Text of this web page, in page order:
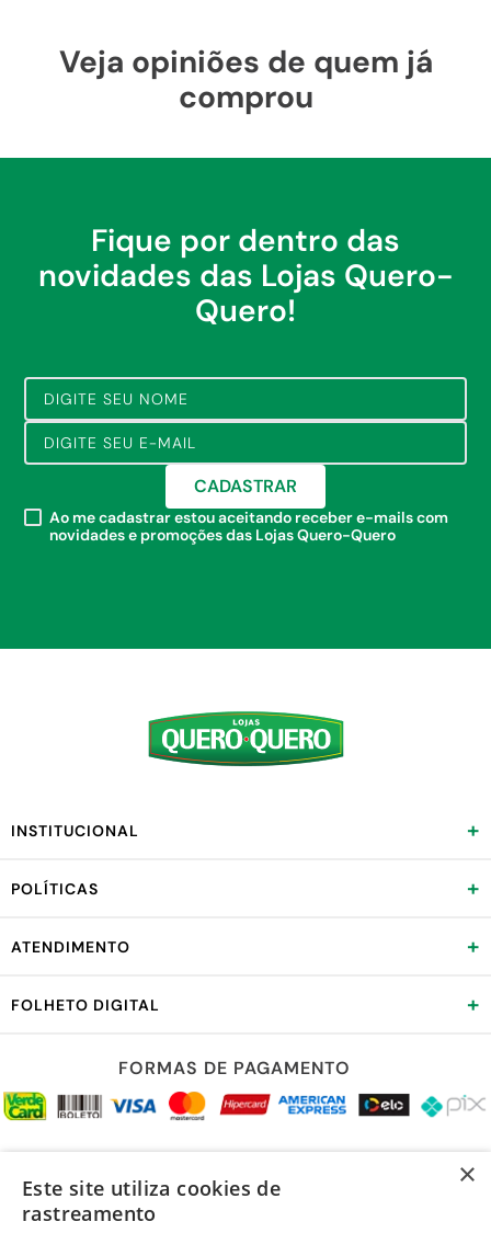
Veja opiniões de quem já
comprou
Fique por dentro das
novidades das Lojas Quero-
Quero!
CADASTRAR
Ao me cadastrar estou aceitando receber e-mails com
novidades e promoções das Lojas Quero-Quero
INSTITUCIONAL +
POLÍTICAS +
ATENDIMENTO +
FOLHETO DIGITAL +
FORMAS DE PAGAMENTO
×
Este site utiliza cookies de
rastreamento